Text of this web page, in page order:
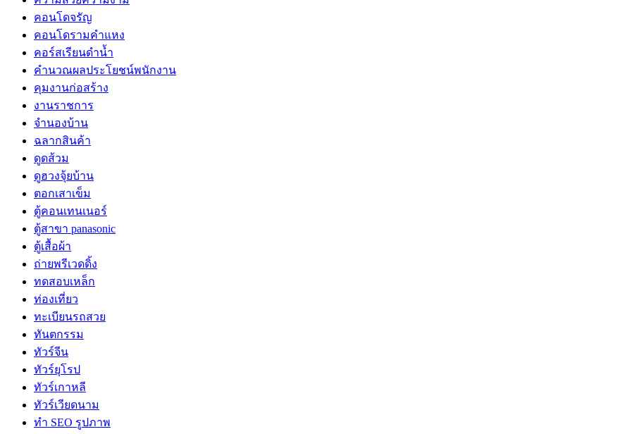
คอนโดจรัญ
คอนโดรามคำแหง
คอร์สเรียนดำน้ำ
คำนวณผลประโยชน์พนักงาน
คุมงานก่อสร้าง
งานราชการ
จำนองบ้าน
ฉลากสินค้า
ดูดส้วม
ดูฮวงจุ้ยบ้าน
ตอกเสาเข็ม
ตู้คอนเทนเนอร์
ตู้สาขา panasonic
ตู้เสื้อผ้า
ถ่ายพรีเวดดิ้ง
ทดสอบเหล็ก
ท่องเที่ยว
ทะเบียนรถสวย
ทันตกรรม
ทัวร์จีน
ทัวร์ยุโรป
ทัวร์เกาหลี
ทัวร์เวียดนาม
ทำ SEO รูปภาพ